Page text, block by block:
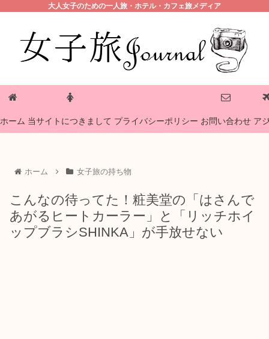
大人女子のための一人旅・ホテル・カフェ旅メディア
ホーム 当サイトにつきまして プライバシーポリシー お問い合わせ ア
ホーム 女子旅の持ち物
こんなの待ってた！粧美堂の「はさんで
あがるヒートカーラー」と「リッチホイ
ップブラシSHINKA」が手放せない